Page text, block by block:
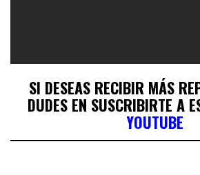
SI DESEAS RECIBIR MÁS
DUDES EN SUSCRIBIRTE A
YOUTUBE